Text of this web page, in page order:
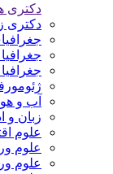
دکتری
دکتری
آب و
زبان و
علوم
علوم
علوم